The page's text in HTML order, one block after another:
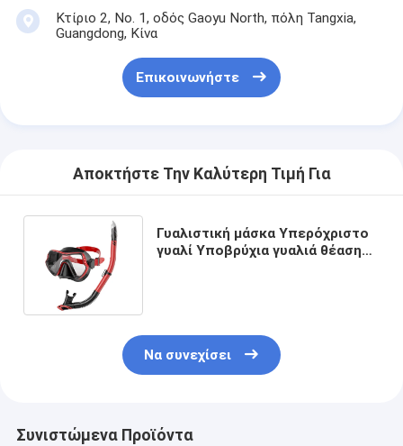
Κτίριο 2, Νο. 1, οδός Gaoyu North, πόλη Tangxia,
Guangdong, Κίνα
Επικοινωνήστε
Αποκτήστε Την Καλύτερη Τιμή Για
Γυαλιστική μάσκα Υπερόχριστο
γυαλί Υποβρύχια γυαλιά θέασης
Να συνεχίσει
Συνιστώμενα Προϊόντα